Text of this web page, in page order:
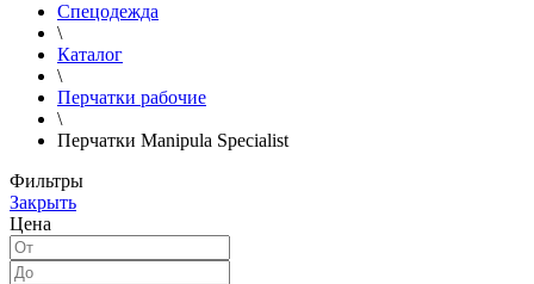
Спецодежда
\
Каталог
\
Перчатки рабочие
\
Перчатки Manipula Specialist
Фильтры
Закрыть
Цена